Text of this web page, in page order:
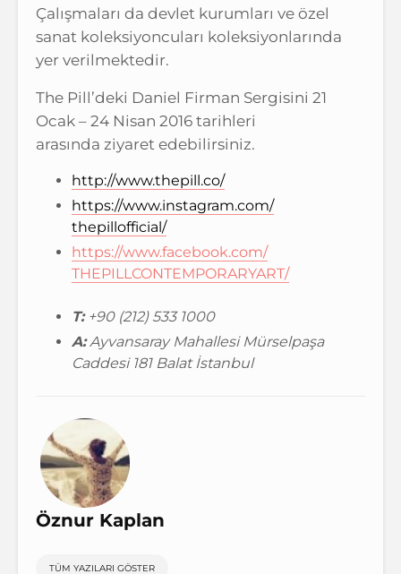
Çalışmaları da devlet kurumları ve özel
sanat koleksiyoncuları koleksiyonlarında
yer verilmektedir.
The Pill’deki Daniel Firman Sergisini 21
Ocak – 24 Nisan 2016 tarihleri
arasında ziyaret edebilirsiniz.
http://www.thepill.co/
https://www.instagram.com/
thepillofficial/
https://www.facebook.com/
THEPILLCONTEMPORARYART/
T:+90 (212) 533 1000
A:Ayvansaray Mahallesi Mürselpaşa
Caddesi 181 Balat İstanbul
Öznur Kaplan
TÜM YAZILARI GÖSTER